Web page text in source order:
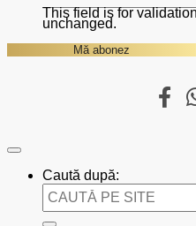
This field is for
unchanged.
Caută după: